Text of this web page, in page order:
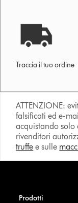
Traccia il tuo ordine
ATTENZIONE:
falsificati ed e-
acquistando solo
rivenditori
truffe e sulle
Prodotti